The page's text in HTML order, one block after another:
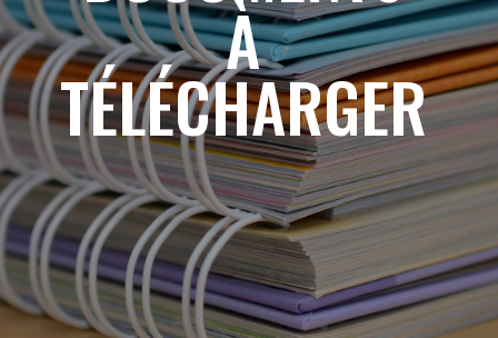
À
TÉLÉCHARGER